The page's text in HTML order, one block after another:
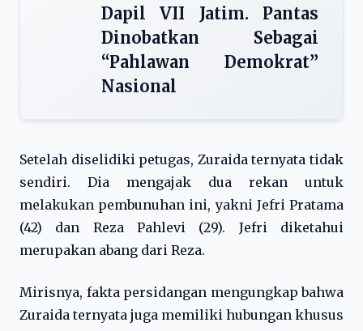
Dapil VII Jatim. Pantas
Dinobatkan Sebagai
“Pahlawan Demokrat”
Nasional
Setelah diselidiki petugas, Zuraida ternyata tidak
sendiri. Dia mengajak dua rekan untuk
melakukan pembunuhan ini, yakni Jefri Pratama
(42) dan Reza Pahlevi (29). Jefri diketahui
merupakan abang dari Reza.
Mirisnya, fakta persidangan mengungkap bahwa
Zuraida ternyata juga memiliki hubungan khusus